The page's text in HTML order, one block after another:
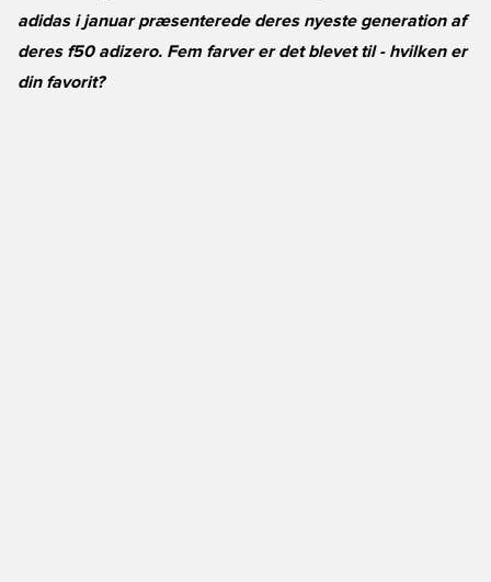
adidas i januar præsenterede deres nyeste generation af
deres f50 adizero. Fem farver er det blevet til - hvilken er
din favorit?